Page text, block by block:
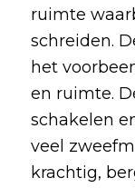
ruimte
schreiden.
het
en ruimte.
schakelen
veel
krachtig,